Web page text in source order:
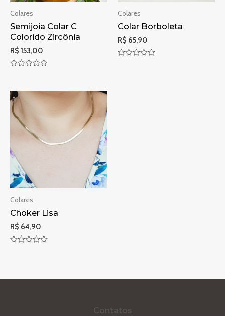
Colares
Semijoia Colar C
Colorido Zircônia
R$ 153,00
5
Colares
Colar Borboleta
R$ 65,90
Colares
Choker Lisa
R$ 64,90
Contatos